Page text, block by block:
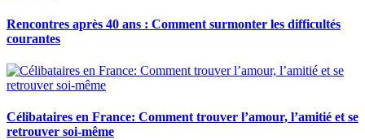
Rencontres après 40 ans : Comment surmonter les difficultés
courantes
Célibataires en France: Comment trouver l’amour, l’amitié et se
retrouver soi-même